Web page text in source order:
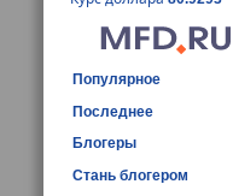
Популярное
Последнее
Блогеры
Стань блогером